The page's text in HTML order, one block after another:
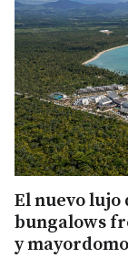
El nuevo lujo
bungalows
y mayordomo